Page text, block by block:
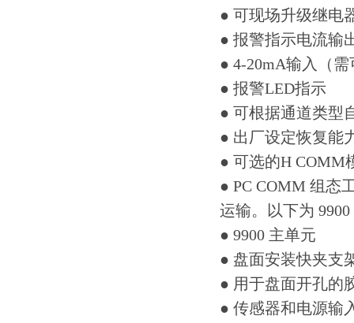
● 可现场升级继电
● 报警指示电流输
● 4-20mA输入（
● 报警LED指示
● 可根据通道类型
● 出厂设定恢复能
● 可选的H COMM
● PC COMM 组态
运输。以下为
● 9900 主单元
● 盘面安装快夹支
● 用于盘面开孔的
● 传感器和电源输